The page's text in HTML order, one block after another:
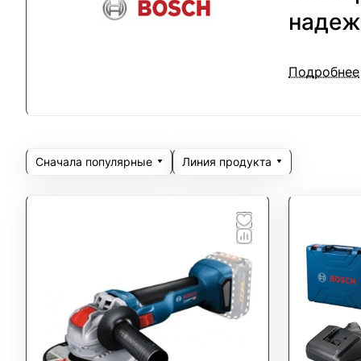
ТОО
Подробнее
Сначала популярные Линия продукта